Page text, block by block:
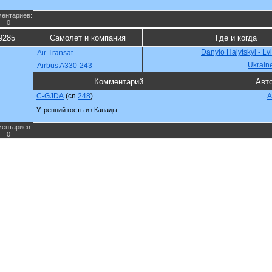
0
Самолет и компания Где и когда
Air Transat
Danylo Halytskyi -
Airbus A330-243
Комментарий
C-GJDA (cn 248)
Утренний гость из Канады.
0